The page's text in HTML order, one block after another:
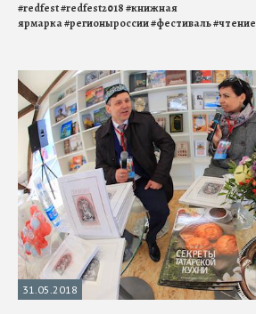
#redfest#redfest2018#книжная
ярмарка#регионыроссии#фестиваль#чтение
31.05.2018